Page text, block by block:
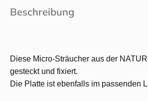
Beschreibung
Diese Micro-Sträucher aus der
gesteckt und fixiert.
Die Platte ist ebenfalls im passenden